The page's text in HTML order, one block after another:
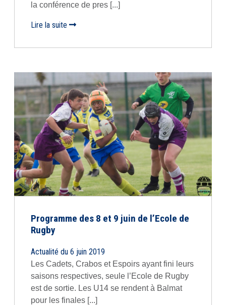
la conférence de pres [...]
Lire la suite
Programme des 8 et 9 juin de l’Ecole de
Rugby
Actualité du 6 juin 2019
Les Cadets, Crabos et Espoirs ayant fini leurs
saisons respectives, seule l’Ecole de Rugby
est de sortie. Les U14 se rendent à Balmat
pour les finales [...]